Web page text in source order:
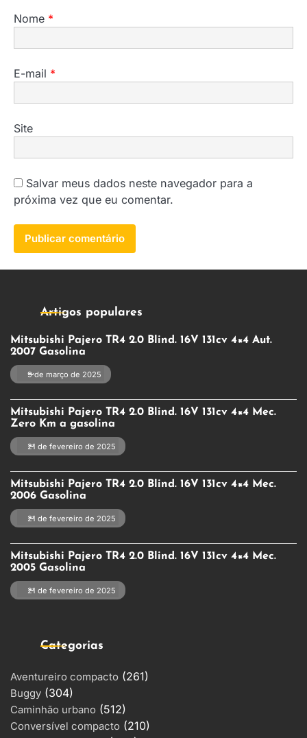
Nome *
E-mail *
Site
Salvar meus dados neste navegador para a
próxima vez que eu comentar.
Artigos populares
Mitsubishi Pajero TR4 2.0 Blind. 16V 131cv 4×4 Aut.
2007 Gasolina
9 de março de 2025
Mitsubishi Pajero TR4 2.0 Blind. 16V 131cv 4×4 Mec.
Zero Km a gasolina
21 de fevereiro de 2025
Mitsubishi Pajero TR4 2.0 Blind. 16V 131cv 4×4 Mec.
2006 Gasolina
21 de fevereiro de 2025
Mitsubishi Pajero TR4 2.0 Blind. 16V 131cv 4×4 Mec.
2005 Gasolina
21 de fevereiro de 2025
Categorias
Aventureiro compacto (261)
Buggy (304)
Caminhão urbano (512)
Conversível compacto (210)